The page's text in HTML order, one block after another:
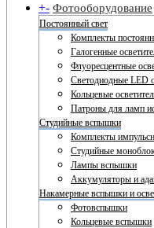
+- Фотооборудование
Постоянный свет
Комплекты
Галогенные
Флуоресцентные
Светодиодные LED
Кольцевые
Патроны для ламп
Студийные вспышки
Комплекты
Студийные
Лампы вспышки
Аккумуляторы и
Накамерные вспышки и
Фотовспышки
Кольцевые вспышки